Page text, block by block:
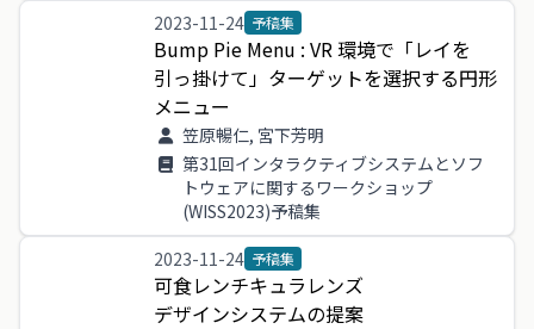
2023-11-24 予稿集
Bump Pie Menu : VR環境で 「レイを
引っ掛けて」 ターゲットを選択する円形
メニュー
笠原暢仁, 宮下芳明
第31回インタラクティブシステムとソフ
トウェアに関するワークショップ
(WISS2023)予稿集
2023-11-24 予稿集
可食レンチキュラレンズ
デザインシステムの提案